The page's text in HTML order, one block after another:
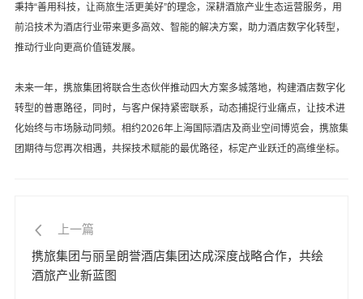
秉持“善用科技，让商旅生活更美好”的理念，深耕酒旅产业生态运营服务，用
前沿技术为酒店行业带来更多高效、智能的解决方案，助力酒店数字化转型，
推动行业向更高价值链发展。
未来一年， 携旅集团将联合生态伙伴推动四大方案多城落地， 构建酒店数字化
转型的普惠路径，同时，与客户保持紧密联系， 动态捕捉行业痛点，让技术进
化始终与市场脉动同频。相约2026年上海国际酒店及商业空间博览会，携旅集
团期待与您再次相遇，共探技术赋能的最优路径，标定产业跃迁的高维坐标。
上一篇
携旅集团与丽呈朗誉酒店集团达成深度战略合作，共绘
酒旅产业新蓝图